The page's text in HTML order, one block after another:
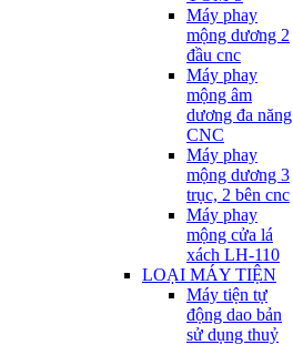
Máy phay
mộng dương 2
đầu cnc
Máy phay
mộng âm
dương đa năng
CNC
Máy phay
mộng dương 3
trục, 2 bên cnc
Máy phay
mộng cửa lá
xách LH-110
LOẠI MÁY TIỆN
Máy tiện tự
động dao bản
sử dụng thuỷ